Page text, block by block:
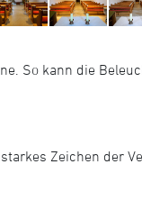
So kann die
Zeichen der